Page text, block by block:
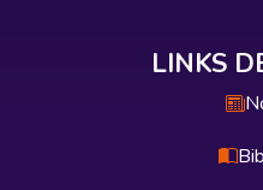
LINKS